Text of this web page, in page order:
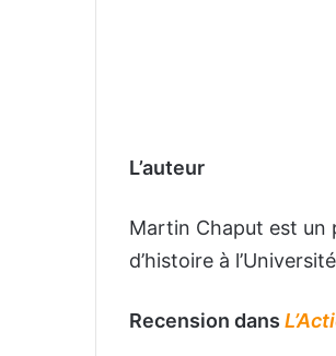
L’auteur
Martin Chaput est un
d’histoire à
Recension dans